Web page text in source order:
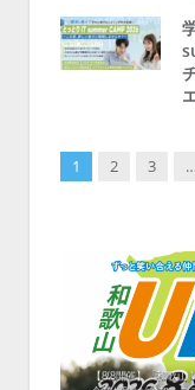
1 2 3 …
【8/8開催】「和歌山